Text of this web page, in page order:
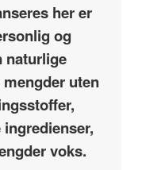
her er
og
naturlige
uten
voks.